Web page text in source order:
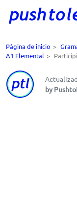
Página de inicio >
A1 Elemental >
by